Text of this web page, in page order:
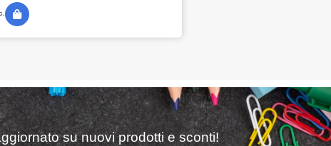
su nuovi prodotti e sconti!